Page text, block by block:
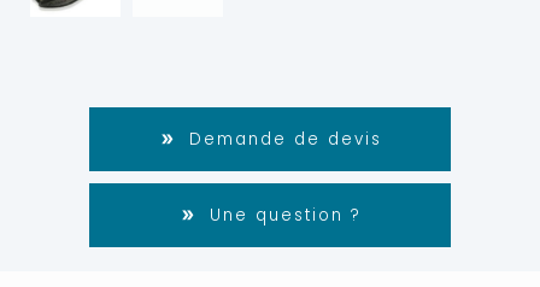
Demande de devis
Une question ?